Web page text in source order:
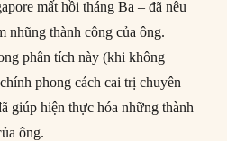
mất hồi tháng Ba – đã nêu
nhũng thành công của ông.
phân tích này (khi không
phong cách cai trị chuyên
giúp hiện thực hóa những thành
ông.